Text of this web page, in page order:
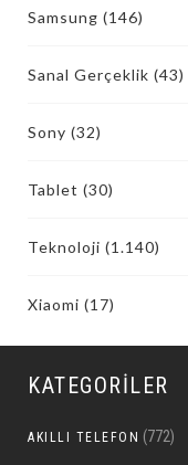
Samsung (146)
Sanal Gerçeklik (43)
Sony (32)
Tablet (30)
Teknoloji (1.140)
Xiaomi (17)
KATEGORILER
AKILLI TELEFON (772)